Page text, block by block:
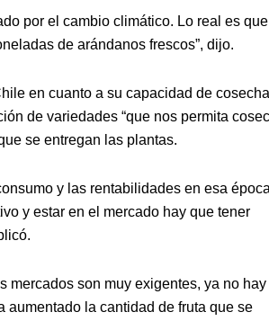
por el cambio climático. Lo real es
de arándanos frescos”, dijo.
en cuanto a su capacidad de
de variedades “que nos permita
se entregan las plantas.
y las rentabilidades en esa
y estar en el mercado hay que tener
mercados son muy exigentes, ya no hay
aumentado la cantidad de fruta que se